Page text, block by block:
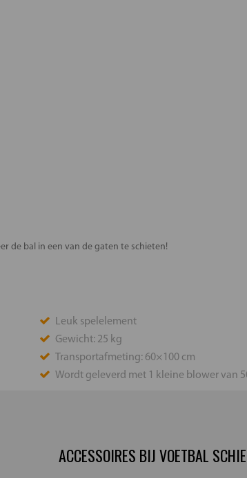
de bal in een van de gaten te schieten!
Leuk spelelement
Gewicht: 25 kg
Transportafmeting: 60×100 cm
Wordt geleverd met 1 kleine blower van
ACCESSOIRES BIJ VOETBAL